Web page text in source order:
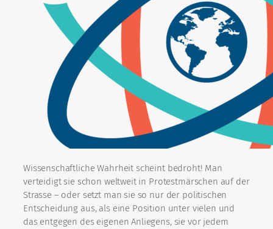
Wissenschaftliche Wahrheit scheint bedroht! Man
verteidigt sie schon weltweit in Protestmärschen auf der
Strasse – oder setzt man sie so nur der politischen
Entscheidung aus, als eine Position unter vielen und
das entgegen des eigenen Anliegens, sie vor jedem